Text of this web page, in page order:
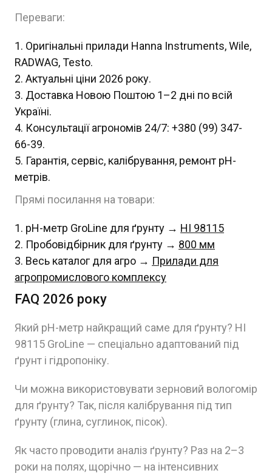
Переваги:
Оригінальні прилади Hanna Instruments, Wile,
RADWAG, Testo.
Актуальні ціни 2026 року.
Доставка Новою Поштою 1–2 дні по всій
Україні.
Консультації агрономів 24/7: +380 (99) 347-
66-39.
Гарантія, сервіс, калібрування, ремонт pH-
метрів.
Прямі посилання на товари:
pH-метр GroLine для ґрунту → HI 98115
Пробовідбірник для ґрунту → 800 мм
Весь каталог для агро → Прилади для
агропромислового комплексу
FAQ 2026 року
Який pH-метр найкращий саме для ґрунту? HI
98115 GroLine — спеціально адаптований під
ґрунт і гідропоніку.
Чи можна використовувати зерновий вологомір
для ґрунту? Так, після калібрування під тип
ґрунту (глина, суглинок, пісок).
Як часто проводити аналіз ґрунту? Раз на 2–3
роки на полях, щорічно — на інтенсивних